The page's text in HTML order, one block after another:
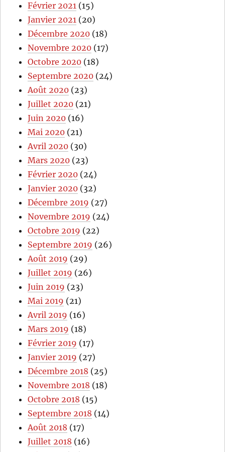
Février 2021 (15)
Janvier 2021 (20)
Décembre 2020 (18)
Novembre 2020 (17)
Octobre 2020 (18)
Septembre 2020 (24)
Août 2020 (23)
Juillet 2020 (21)
Juin 2020 (16)
Mai 2020 (21)
Avril 2020 (30)
Mars 2020 (23)
Février 2020 (24)
Janvier 2020 (32)
Décembre 2019 (27)
Novembre 2019 (24)
Octobre 2019 (22)
Septembre 2019 (26)
Août 2019 (29)
Juillet 2019 (26)
Juin 2019 (23)
Mai 2019 (21)
Avril 2019 (16)
Mars 2019 (18)
Février 2019 (17)
Janvier 2019 (27)
Décembre 2018 (25)
Novembre 2018 (18)
Octobre 2018 (15)
Septembre 2018 (14)
Août 2018 (17)
Juillet 2018 (16)